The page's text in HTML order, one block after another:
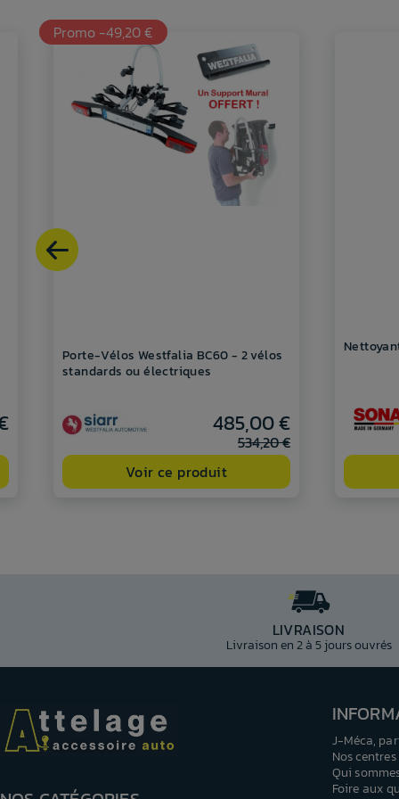
Porte-Vélos Westfalia BC60 - 2 vélos
standards ou électriques
534,20 €
485,00 €
Voir ce produit
Promo -49,20 €
LIVRAISON
Livraison en 2 à 5 jours ouvrés
J-Méca,
Nos
Qui
Foire aux